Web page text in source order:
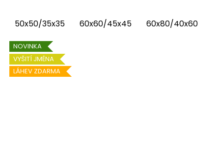
50x50/35x35
60x60/45x45 60x80/40x60
NOVINKA
VYŠITÍ JMÉNA
LÁHEV ZDARMA